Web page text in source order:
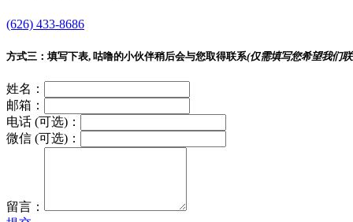
(626) 433-8686
方式三： 填写下表, 咕噜的小伙伴稍后会与您取得联系(仅需填写您希望我们
姓名：
邮箱：
电话 (可选)：
微信 (可选)：
留言：